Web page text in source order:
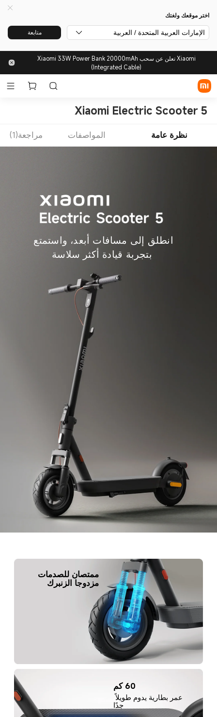
اختر موقعك ولغتك
الإمارات العربية المتحدة / العربية متابعة
Xiaomi تعلن عن سحب Xiaomi 33W Power Bank 20000mAh
(Integrated Cable)
Xiaomi Electric Scooter 5
نظرة عامة المواصفات مراجعة(1)
انطلق إلى مسافات أبعد، واستمتع
بتجربة قيادة أكثر سلاسة
ممتصان للصدمات
مزدوجا الزنبرك
60 كم
عمر بطارية يدوم طويلاً
جدًا